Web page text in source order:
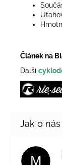
Článek na
Další
M